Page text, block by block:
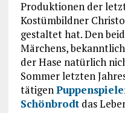
Produktionen der
Kostümbildner
gestaltet hat. Den
Märchens,
der Hase natürlich
Sommer letzten
tätigen
Schönbrodtdas